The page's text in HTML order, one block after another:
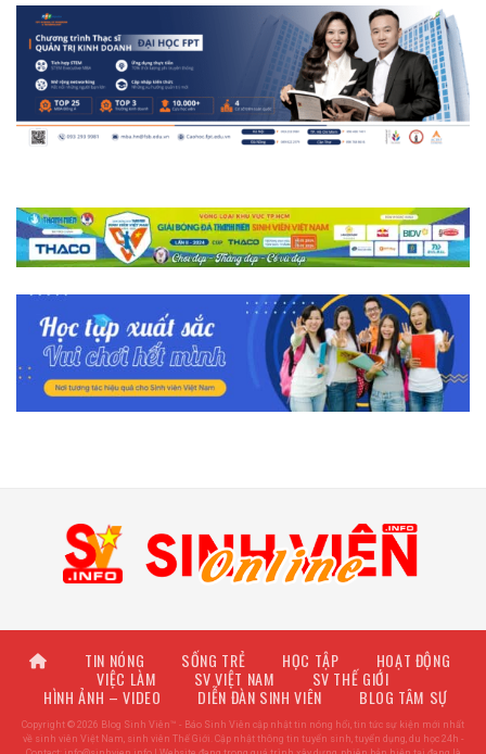
TIN NÓNG SỐNG TRẺ HỌC TẬP
HOẠT ĐỘNG
VIỆC LÀM
SV VIỆT NAM
SV THẾ GIỚI
HÌNH ẢNH – VIDEO
DIỄN ĐÀN SINH VIÊN BLOG TÂM SỰ
Copyright © 2026 Blog Sinh Viên™ - Báo Sinh Viên cập nhật tin nóng hổi, tin tức sự kiện mới nhất
về sinh viên Việt Nam, sinh viên Thế Giới. Cập nhật thông tin tuyển sinh, tuyển dụng, du học 24h -